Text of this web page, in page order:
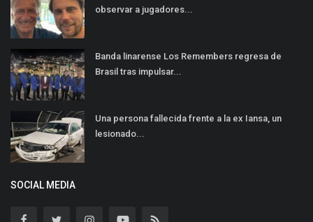
observar a jugadores...
Banda linarense Los Remembers regresa de
Brasil tras impulsar...
Una persona fallecida frente a la ex Iansa, un
lesionado...
SOCIAL MEDIA